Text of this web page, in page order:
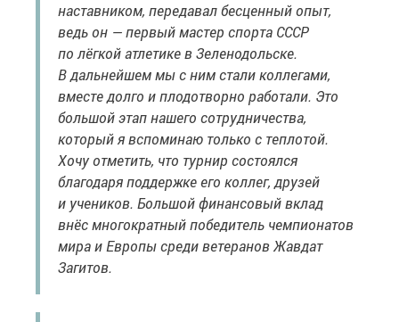
наставником, передавал бесценный опыт,
ведь он — первый мастер спорта СССР
по лёгкой атлетике в Зеленодольске.
В дальнейшем мы с ним стали коллегами,
вместе долго и плодотворно работали. Это
большой этап нашего сотрудничества,
который я вспоминаю только с теплотой.
Хочу отметить, что турнир состоялся
благодаря поддержке его коллег, друзей
и учеников. Большой финансовый вклад
внёс многократный победитель чемпионатов
мира и Европы среди ветеранов Жавдат
Загитов.